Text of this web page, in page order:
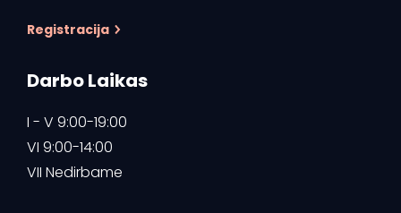
Registracija
Darbo Laikas
I - V 9:00-19:00
VI 9:00-14:00
VII Nedirbame